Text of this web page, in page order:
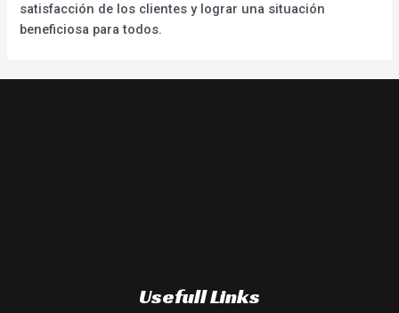
satisfacción de los clientes y lograr una situación
beneficiosa para todos.
Usefull Links